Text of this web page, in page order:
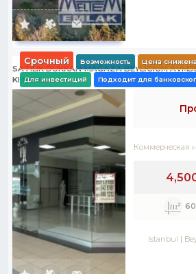
SATILIK DÜKKAN-MAĞAZA BEYLİCİUM
KENARI
Срочный Возможность Цена
Для инвестиций Подходит для
Коммерческая
Istanbul